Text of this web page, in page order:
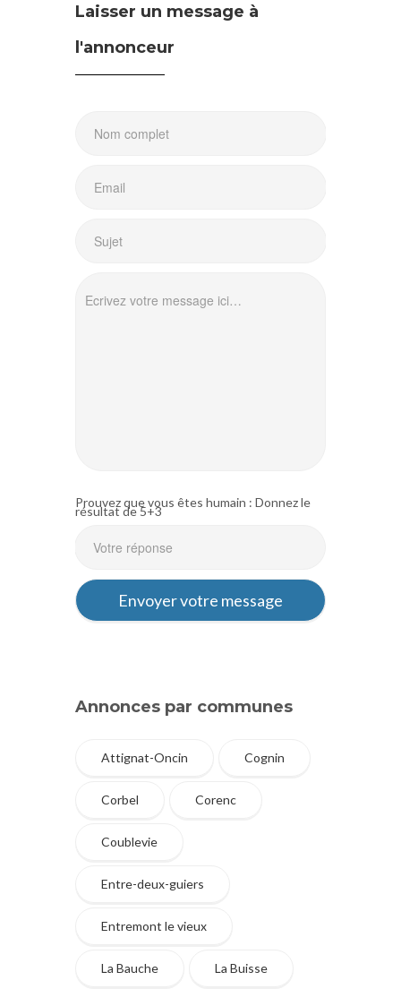
Laisser un message à
l'annonceur
Prouvez que vous êtes humain : Donnez le
résultat de 5+3
Annonces par communes
Attignat-Oncin Cognin
Corbel Corenc
Coublevie
Entre-deux-guiers
Entremont le vieux
La Bauche La Buisse